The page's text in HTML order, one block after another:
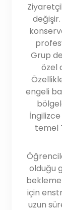
Grup
özel
engeli
temel
olduğu
için
uzun